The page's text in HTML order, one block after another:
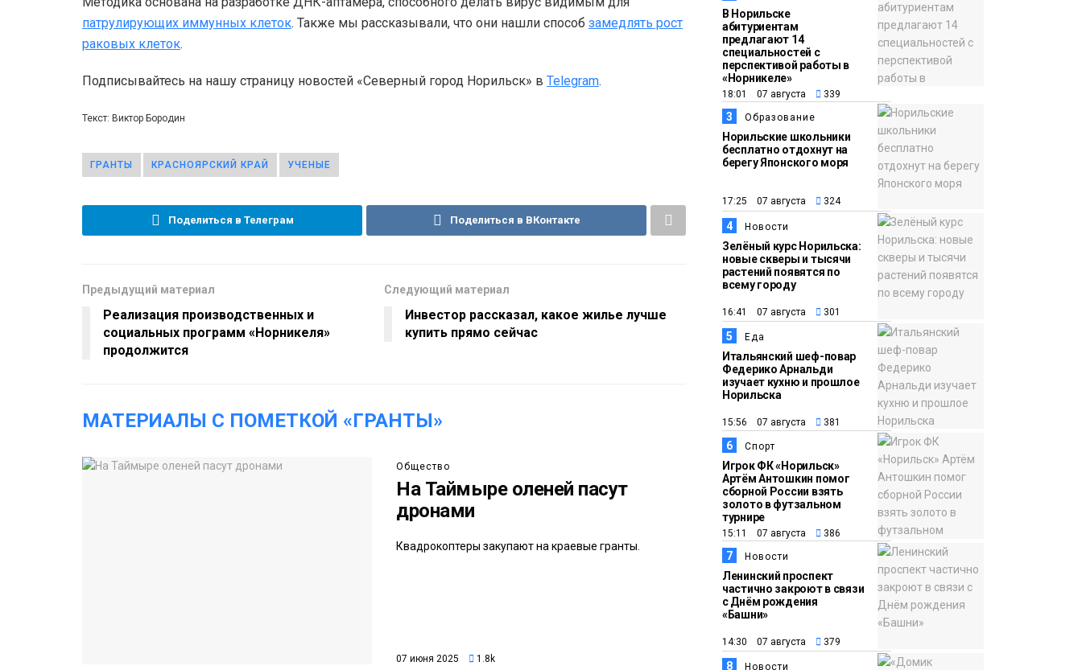
патрулирующих иммунных клеток. Также мы рассказывали, что они нашли способ замедлять рост
раковых клеток.
Подписывайтесь на нашу страницу новостей «Северный город Норильск» в Telegram.
Текст: Виктор Бородин
ГРАНТЫ КРАСНОЯРСКИЙ КРАЙ УЧЕНЫЕ
Поделиться в Телеграм Поделиться в ВКонтакте
Предыдущий материал
Реализация производственных и
социальных программ «Норникеля»
продолжится
Следующий материал
Инвестор рассказал, какое жилье лучше
купить прямо сейчас
МАТЕРИАЛЫ С ПОМЕТКОЙ «ГРАНТЫ»
Общество
На Таймыре оленей пасут
дронами
Квадрокоптеры закупают на краевые гранты.
07 июня 2025 1.8k
Новости
«Самолёт в облаках»
появятся в Кайеркане
13:08
Новости
Предстоящие
выходные в
Норильске будут
зябкими, пасмурными
и дождливыми
12:32
Общество
Как в Норильске
помогают женщинам
из исправительного
центра
адаптироваться к
жизни
В Норильске
абитуриентам
предлагают 14
специальностей с
перспективой работы в
«Норникеле»
18:01 07 августа 339
3 Образование
Норильские школьники
бесплатно отдохнут на
берегу Японского моря
17:25 07 августа 324
4 Новости
Зелёный курс Норильска:
новые скверы и тысячи
растений появятся по
всему городу
16:41 07 августа 301
5 Еда
Итальянский шеф-повар
Федерико Арнальди
изучает кухню и прошлое
Норильска
15:56 07 августа 381
6 Спорт
Игрок ФК «Норильск»
Артём Антошкин помог
сборной России взять
золото в футзальном
турнире
15:11 07 августа 386
7 Новости
Ленинский проспект
частично закроют в связи
с Днём рождения
«Башни»
14:30 07 августа 379
8 Новости